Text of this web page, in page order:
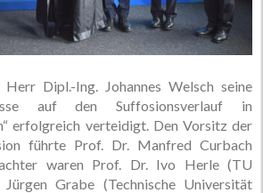
Dipl.-Ing. Johannes Welsch seine
auf den Suffosionsverlauf in
erfolgreich verteidigt. Den Vorsitz der
führte Prof. Dr. Manfred Curbach
waren Prof. Dr. Ivo Herle (TU
Grabe (Technische Universität